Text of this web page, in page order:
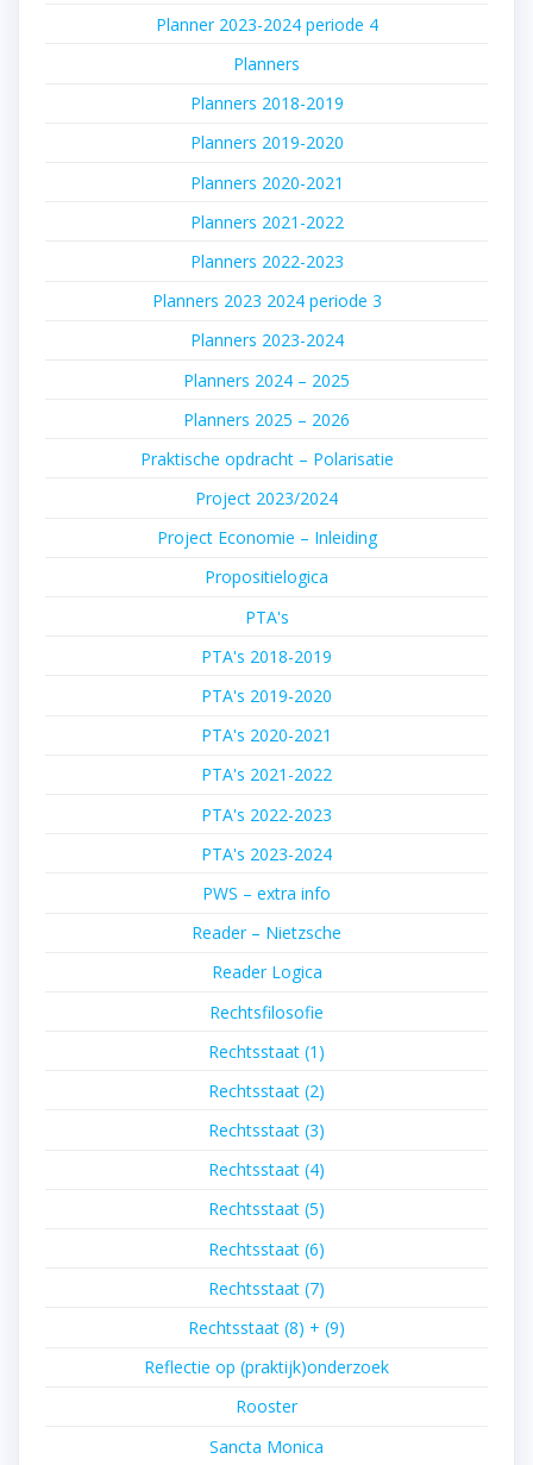
Planner 2023-2024 periode 4
Planners
Planners 2018-2019
Planners 2019-2020
Planners 2020-2021
Planners 2021-2022
Planners 2022-2023
Planners 2023 2024 periode 3
Planners 2023-2024
Planners 2024 – 2025
Planners 2025 – 2026
Praktische opdracht – Polarisatie
Project 2023/2024
Project Economie – Inleiding
Propositielogica
PTA's
PTA's 2018-2019
PTA's 2019-2020
PTA's 2020-2021
PTA's 2021-2022
PTA's 2022-2023
PTA's 2023-2024
PWS – extra info
Reader – Nietzsche
Reader Logica
Rechtsfilosofie
Rechtsstaat (1)
Rechtsstaat (2)
Rechtsstaat (3)
Rechtsstaat (4)
Rechtsstaat (5)
Rechtsstaat (6)
Rechtsstaat (7)
Rechtsstaat (8) + (9)
Reflectie op (praktijk)onderzoek
Rooster
Sancta Monica